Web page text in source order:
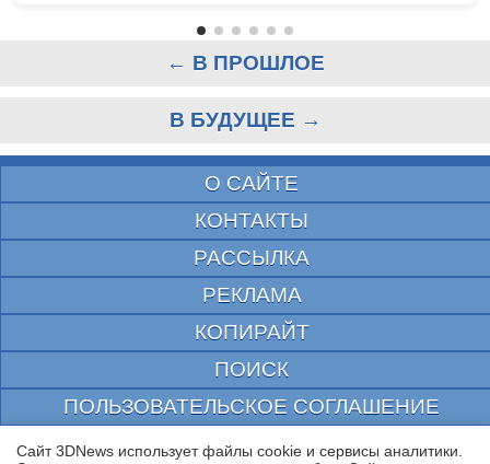
← В ПРОШЛОЕ
В БУДУЩЕЕ →
О САЙТЕ
КОНТАКТЫ
РАССЫЛКА
РЕКЛАМА
КОПИРАЙТ
ПОИСК
ПОЛЬЗОВАТЕЛЬСКОЕ СОГЛАШЕНИЕ
ЗАЩИЩЕНО CURATOR
Сайт 3DNews использует файлы cookie и сервисы аналитики.